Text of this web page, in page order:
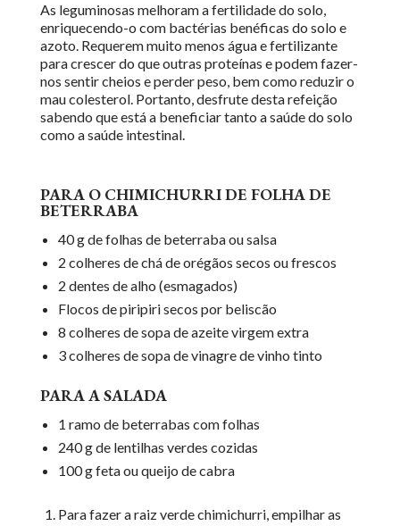
As leguminosas melhoram a fertilidade do solo,
enriquecendo-o com bactérias benéficas do solo e
azoto. Requerem muito menos água e fertilizante
para crescer do que outras proteínas e podem fazer-
nos sentir cheios e perder peso, bem como reduzir o
mau colesterol. Portanto, desfrute desta refeição
sabendo que está a beneficiar tanto a saúde do solo
como a saúde intestinal.
PARA O CHIMICHURRI DE FOLHA DE
BETERRABA
40 g de folhas de beterraba ou salsa
2 colheres de chá de orégãos secos ou frescos
2 dentes de alho (esmagados)
Flocos de piripiri secos por beliscão
8 colheres de sopa de azeite virgem extra
3 colheres de sopa de vinagre de vinho tinto
PARA A SALADA
1 ramo de beterrabas com folhas
240 g de lentilhas verdes cozidas
100 g feta ou queijo de cabra
Para fazer a raiz verde chimichurri, empilhar as